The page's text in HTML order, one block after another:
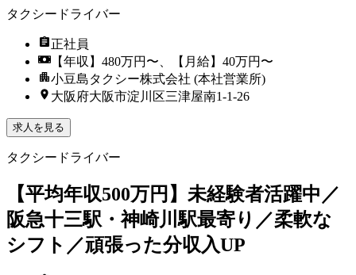
タクシードライバー
正社員
【年収】480万円〜、【月給】40万円〜
小豆島タクシー株式会社 (本社営業所)
大阪府大阪市淀川区三津屋南1-1-26
求人を見る
タクシードライバー
【平均年収500万円】未経験者活躍中／
阪急十三駅・神崎川駅最寄り／柔軟な
シフト／頑張った分収入UP